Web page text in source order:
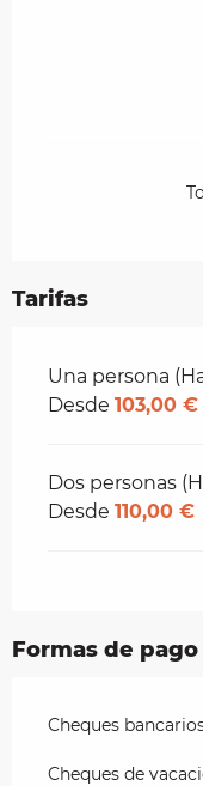
Tarifas
Tarifas 2026
Una persona
Desde 103,00 €
Dos personas
Desde 110,00 €
Formas de pago
Cheques
Cheques de